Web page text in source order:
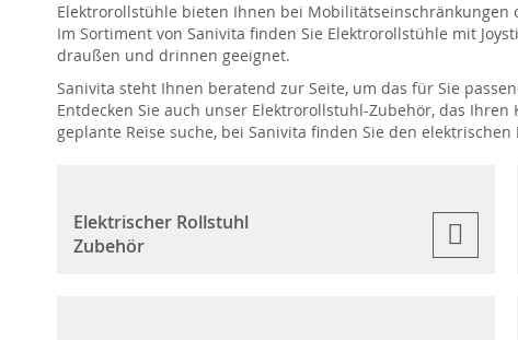
Elektrorollstühle bieten Ihnen bei
Im Sortiment von Sanivita finden Sie Elektrorollstühle mit
draußen und drinnen geeignet.
Sanivita steht Ihnen beratend zur Seite, um das für Sie
Entdecken Sie auch unser Elektrorollstuhl-Zubehör, das
geplante Reise suche, bei Sanivita finden Sie den
Elektrischer Rollstuhl
Zubehör